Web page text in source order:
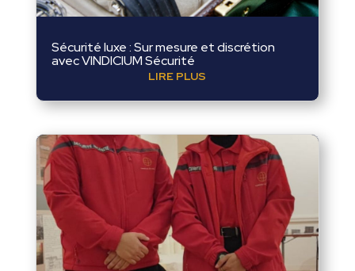
Sécurité luxe : Sur mesure et discrétion
avec VINDICIUM Sécurité
LIRE PLUS